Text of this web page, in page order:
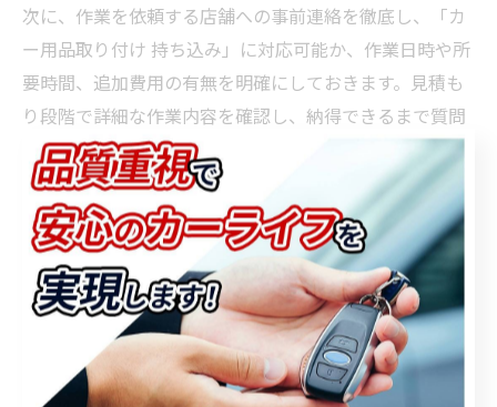
次に、作業を依頼する店舗への事前連絡を徹底し、「カ
ー用品取り付け 持ち込み」に対応可能か、作業日時や所
要時間、追加費用の有無を明確にしておきます。見積も
り段階で詳細な作業内容を確認し、納得できるまで質問
する姿勢がトラブル防止につながります。
また、取り付け後は動作確認や仕上がりをその場でチェ
ックし、不具合があればすぐに申し出ましょう。アフタ
ーサービスや保証内容も事前に確認しておくことで、納
車後の安心感が一層高まります。カスタム初心者でも、
これらのポイントを押さえることで、満足度の高い持ち
込み取り付けが実現できます。